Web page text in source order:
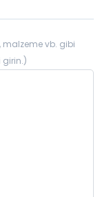
malzeme vb. gibi
girin.)